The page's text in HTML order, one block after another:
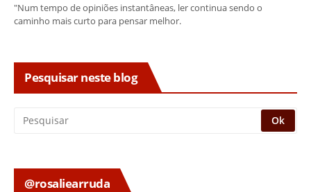
"Num tempo de opiniões instantâneas, ler continua sendo o
caminho mais curto para pensar melhor.
Pesquisar neste blog
@rosaliearruda